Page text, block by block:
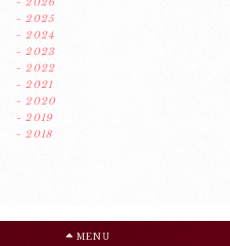
- 2025
- 2024
- 2023
- 2022
- 2021
- 2020
- 2019
- 2018
MENU